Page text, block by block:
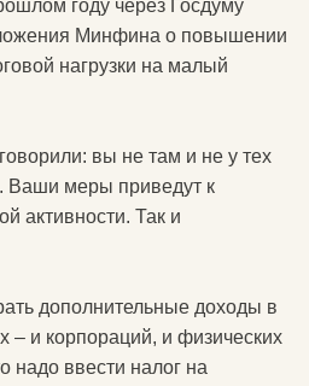
году через Госдуму
Минфина о повышении
нагрузки на малый
вы не там и не у тех
Ваши меры приведут к
активности. Так и
дополнительные доходы в
– и корпораций, и физических
надо ввести налог на